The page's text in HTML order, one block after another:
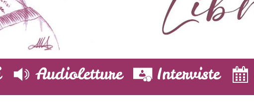
Audioletture Interviste